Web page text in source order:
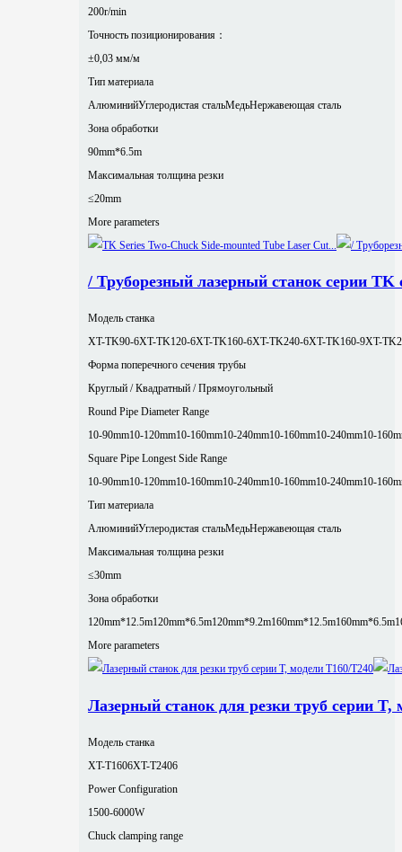
200r/min
Точность позиционирования：
±0,03 мм/м
Тип материала
АлюминийУглеродистая стальМедьНержавеющая сталь
Зона обработки
90mm*6.5m
Максимальная толщина резки
≤20mm
More parameters
/ Труборезный лазерный станок серии
Модель станка
XT-TK90-6XT-TK120-6XT-TK160-6XT-TK240-6XT-TK160-9XT-
Форма поперечного сечения трубы
Круглый / Квадратный / Прямоугольный
Round Pipe Diameter Range
10-90mm10-120mm10-160mm10-240mm10-160mm10-240mm10-
Square Pipe Longest Side Range
10-90mm10-120mm10-160mm10-240mm10-160mm10-240mm10-
Тип материала
АлюминийУглеродистая стальМедьНержавеющая сталь
Максимальная толщина резки
≤30mm
Зона обработки
120mm*12.5m120mm*6.5m120mm*9.2m160mm*12.5m160mm*6.5m
More parameters
Лазерный станок для резки труб серии T,
Модель станка
XT-T1606XT-T2406
Power Configuration
1500-6000W
Chuck clamping range